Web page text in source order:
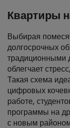
Квартиры
Выбирая
долгосрочных
традиционными
облегчает
Такая схема
цифровых
работе,
программы на
с новым